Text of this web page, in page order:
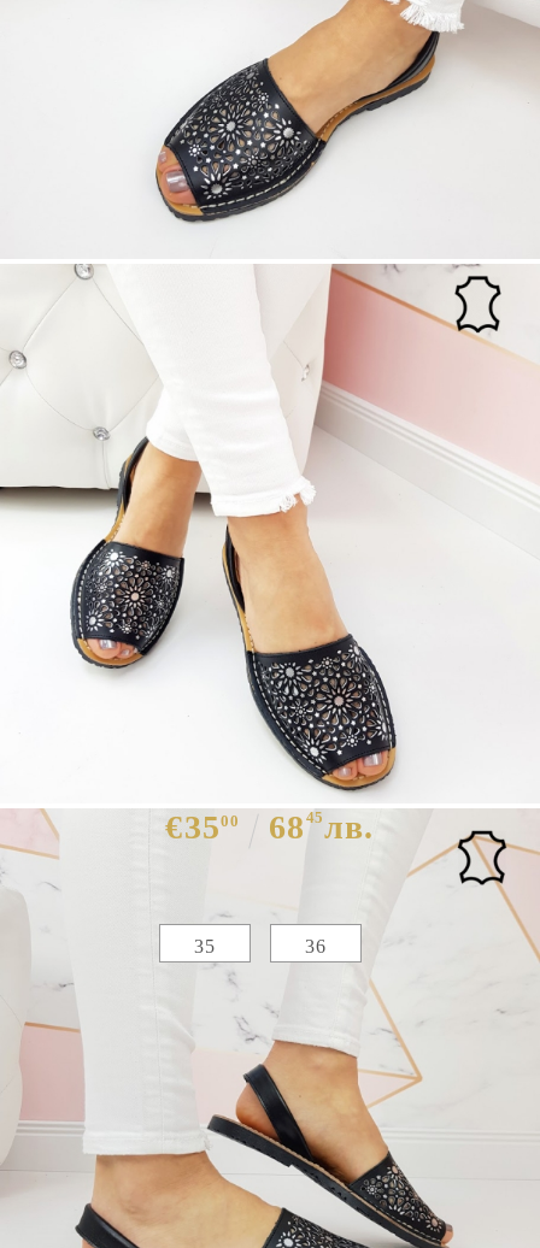
Равни сандали в черен цвят от
естествена кожа- Britni 5368
€3500 68 45лв.
Избери размер : Таблица с размери
35 36
МАТЕРИАЛ ОСНОВЕН:
ЕСТЕСТВЕНА КОЖА
ЕСТЕСТВЕНА КОЖА
ЕСТЕСТВЕНА КОЖА
ИСПАНИЯ